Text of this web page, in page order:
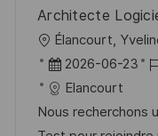
h
u
n
g
e
r
ö
f
f
Architecte
O
r
t
Élancourt,
D
a
t
2026-06-23
J
b
Elancourt
Nous recherchons